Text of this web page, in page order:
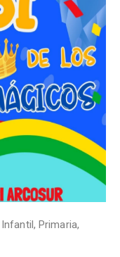
Infantil,Primaria,